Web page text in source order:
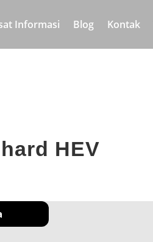
Informasi Blog Kontak
HEV